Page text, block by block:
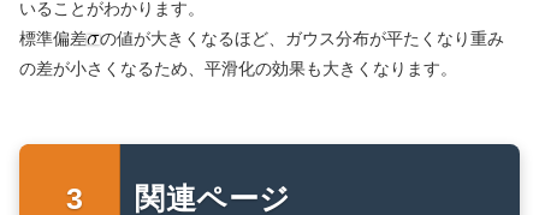
いることがわかります。
標準偏差
の値が大きくなるほど、ガウス分布が平たくなり重み
の差が小さくなるため、平滑化の効果も大きくなります。
関連ページ